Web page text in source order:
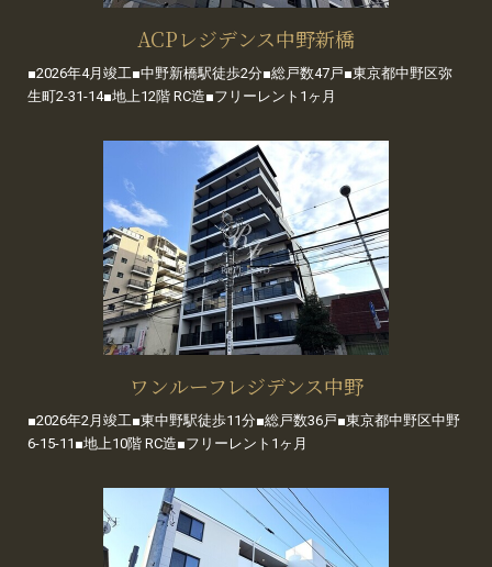
ACPレジデンス中野新橋
■2026年4月竣工■中野新橋駅徒歩2分■総戸数47戸■東京都中野区弥
生町2-31-14■地上12階 RC造■フリーレント1ヶ月
ワンルーフレジデンス中野
■2026年2月竣工■東中野駅徒歩11分■総戸数36戸■東京都中野区中野
6-15-11■地上10階 RC造■フリーレント1ヶ月